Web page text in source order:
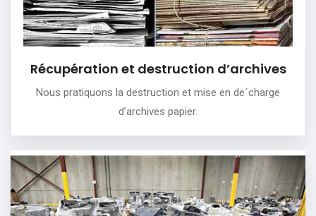
Récupération et destruction d’archives
Nous pratiquons la destruction et mise en de´charge
d’archives papier.
Mobilier de bureau et matériel
informatique